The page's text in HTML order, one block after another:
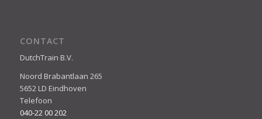
CONTACT
DutchTrain B.V.
Noord Brabantlaan 265
5652 LD Eindhoven
Telefoon
040-22 00 202